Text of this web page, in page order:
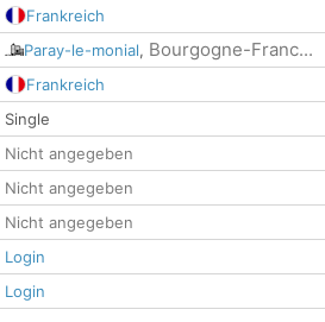
Frankreich
Paray-le-monial, Bourgogne-Franc...
Frankreich
Single
Nicht angegeben
Nicht angegeben
Nicht angegeben
Login
Login